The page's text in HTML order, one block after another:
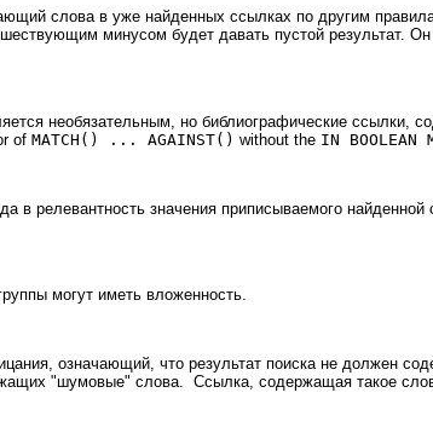
слова в уже найденных ссылках по другим
минусом будет давать пустой результат. Он
необязательным, но библиографические ссылки,
of MATCH() ... AGAINST() without the IN BOOLEAN
в релевантность значения приписываемого
могут иметь вложенность.
означающий, что результат поиска не должен
"шумовые" слова. Ссылка, содержащая такое